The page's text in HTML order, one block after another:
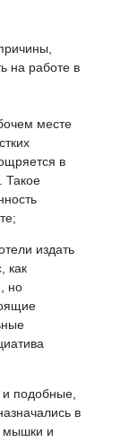
на работе в
месте
в
Такое
издать
как
но
и подобные,
в
мышки и